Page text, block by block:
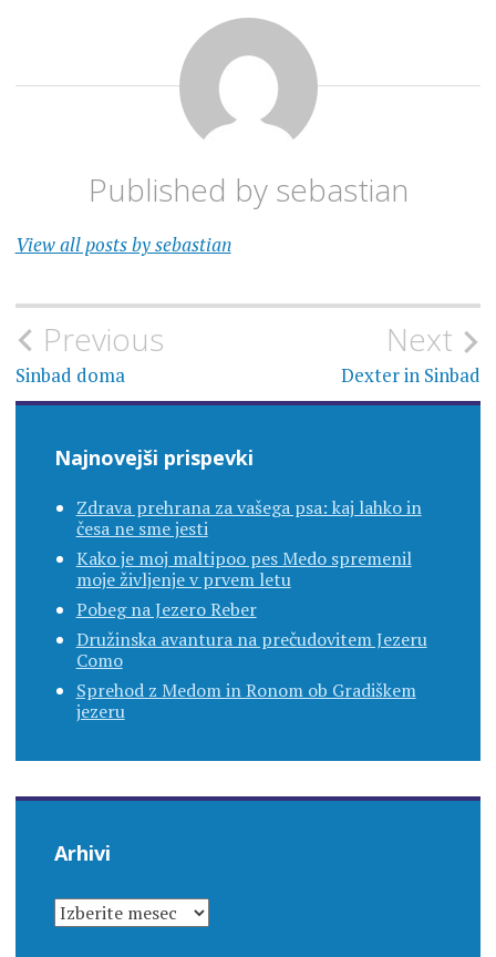
Published by sebastian
View all posts by sebastian
Navigacija
prispevka
Previous
Sinbad doma
Next
Dexter in Sinbad
Najnovejši prispevki
Zdrava prehrana za vašega psa: kaj lahko in
česa ne sme jesti
Kako je moj maltipoo pes Medo spremenil
moje življenje v prvem letu
Pobeg na Jezero Reber
Družinska avantura na prečudovitem Jezeru
Como
Sprehod z Medom in Ronom ob Gradiškem
jezeru
Arhivi
ARHIVI